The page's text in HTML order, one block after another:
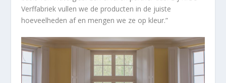
Verffabriek vullen we de producten in de juiste
hoeveelheden af en mengen we ze op kleur.”